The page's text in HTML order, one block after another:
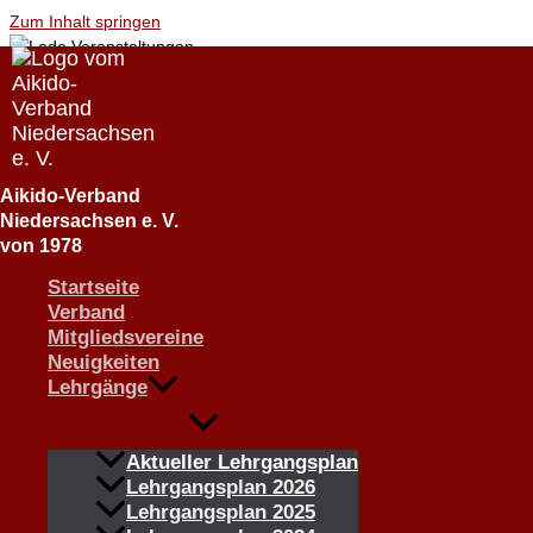
Zum Inhalt springen
Aikido-Verband
Niedersachsen e. V.
von 1978
Startseite
Verband
Mitgliedsvereine
Neuigkeiten
Lehrgänge
Aktueller Lehrgangsplan
Lehrgangsplan 2026
Lehrgangsplan 2025
« Alle Veranstaltungen
6. Dezember @ 9:30
« Regional-Training (ZT) ab 1. Kyu
Lehrer: Damian Magiera, 6. Dan Aikido, Thema: nach Maßgabe des